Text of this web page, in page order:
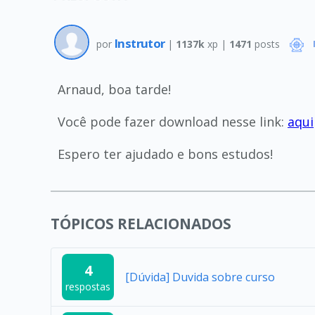
por Instrutor | 1137k xp | 1471 posts
Arnaud, boa tarde!
Você pode fazer download nesse link: aqui
Espero ter ajudado e bons estudos!
TÓPICOS RELACIONADOS
4
respostas
[Dúvida] Duvida sobre curso